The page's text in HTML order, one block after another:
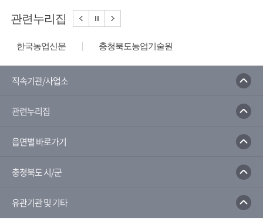
관련누리집
충청북도농업기술원
통공사
농산물유통정보
포털서비스
직속기관/사업소
관련누리집
읍면별 바로가기
충청북도 시/군
유관기관 및 기타